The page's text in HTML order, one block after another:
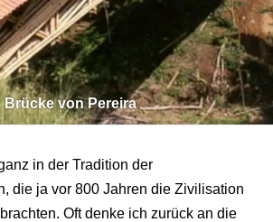
Brücke von Pereira
in der Tradition der
die ja vor 800 Jahren die Zivilisation
Oft denke ich zurück an die